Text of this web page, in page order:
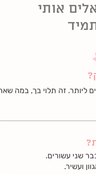
אותי
ליותר. זה תלוי בך, במה
שני עשורים.
ועשיר.